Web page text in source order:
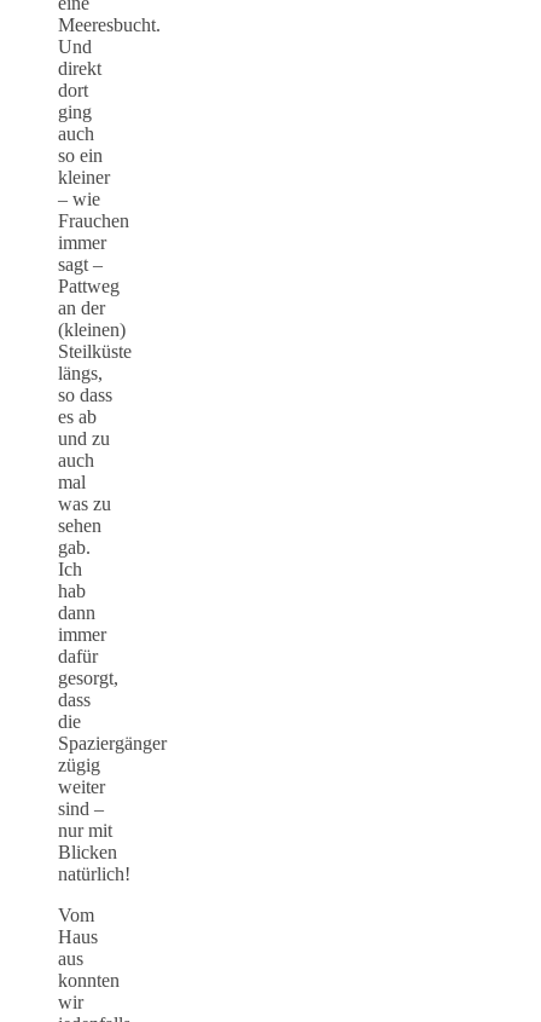
Meeresbucht.
Und
direkt
dort
ging
auch
so ein
kleiner
– wie
Frauchen
immer
sagt –
Pattweg
an der
(kleinen)
Steilküste
längs,
so dass
es ab
und zu
auch
mal
was zu
sehen
gab.
Ich
hab
dann
immer
dafür
gesorgt,
dass
die
Spaziergänger
zügig
weiter
sind –
nur mit
Blicken
natürlich!
Vom
Haus
aus
konnten
wir